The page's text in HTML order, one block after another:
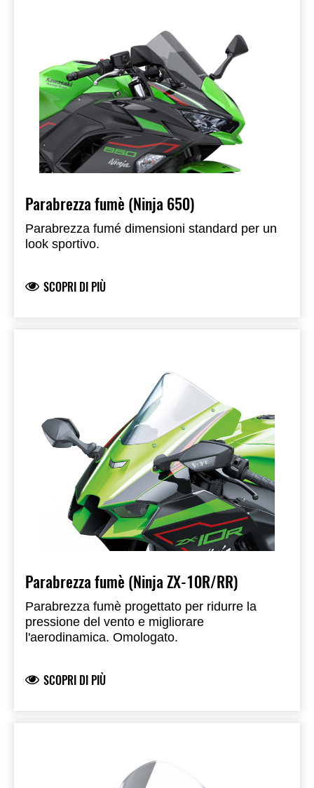
Parabrezza fumè (Ninja 650)
Parabrezza fumé dimensioni standard per un
look sportivo.
SCOPRI DI PIÙ
Parabrezza fumè (Ninja ZX-10R/RR)
Parabrezza fumè progettato per ridurre la
pressione del vento e migliorare
l'aerodinamica. Omologato.
SCOPRI DI PIÙ